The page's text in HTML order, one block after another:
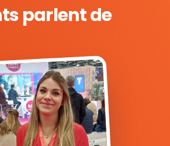
parlent de